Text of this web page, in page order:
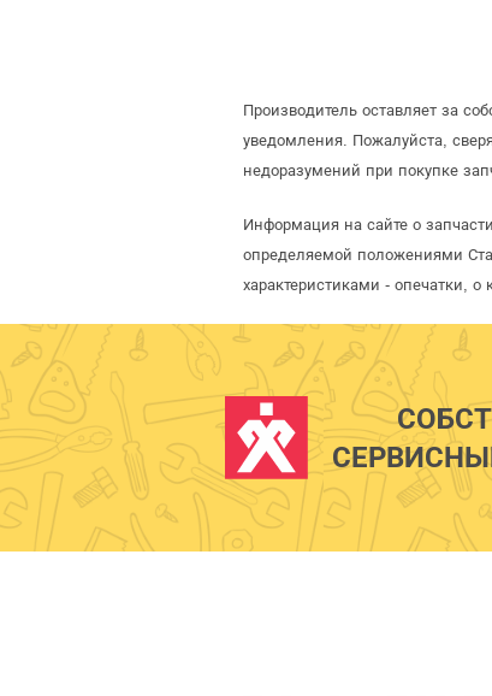
Производитель оставляет за
уведомления. Пожалуйста,
недоразумений при покупке
Информация на сайте о
определяемой положениями
характеристиками - опечатки,